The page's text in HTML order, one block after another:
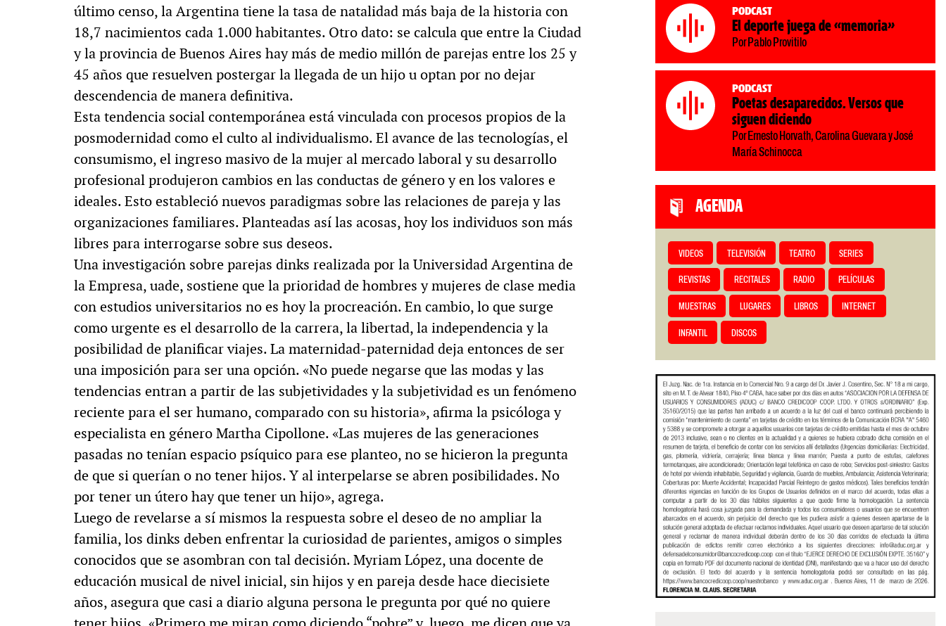
último censo, la Argentina tiene la tasa de natalidad más baja de la historia con
18,7 nacimientos cada 1.000 habitantes. Otro dato: se calcula que entre la Ciudad
y la provincia de Buenos Aires hay más de medio millón de parejas entre los 25 y
45 años que resuelven postergar la llegada de un hijo u optan por no dejar
descendencia de manera definitiva.
Esta tendencia social contemporánea está vinculada con procesos propios de la
posmodernidad como el culto al individualismo. El avance de las tecnologías, el
consumismo, el ingreso masivo de la mujer al mercado laboral y su desarrollo
profesional produjeron cambios en las conductas de género y en los valores e
ideales. Esto estableció nuevos paradigmas sobre las relaciones de pareja y las
organizaciones familiares. Planteadas así las acosas, hoy los individuos son más
libres para interrogarse sobre sus deseos.
Una investigación sobre parejas dinks realizada por la Universidad Argentina de
la Empresa, uade, sostiene que la prioridad de hombres y mujeres de clase media
con estudios universitarios no es hoy la procreación. En cambio, lo que surge
como urgente es el desarrollo de la carrera, la libertad, la independencia y la
posibilidad de planificar viajes. La maternidad-paternidad deja entonces de ser
una imposición para ser una opción. «No puede negarse que las modas y las
tendencias entran a partir de las subjetividades y la subjetividad es un fenómeno
reciente para el ser humano, comparado con su historia», afirma la psicóloga y
especialista en género Martha Cipollone. «Las mujeres de las generaciones
pasadas no tenían espacio psíquico para ese planteo, no se hicieron la pregunta
de que si querían o no tener hijos. Y al interpelarse se abren posibilidades. No
por tener un útero hay que tener un hijo», agrega.
Luego de revelarse a sí mismos la respuesta sobre el deseo de no ampliar la
familia, los dinks deben enfrentar la curiosidad de parientes, amigos o simples
conocidos que se asombran con tal decisión. Myriam López, una docente de
educación musical de nivel inicial, sin hijos y en pareja desde hace diecisiete
años, asegura que casi a diario alguna persona le pregunta por qué no quiere
Podcast
El deporte juega de «memoria»
Por Pablo Provitilo
Podcast
Poetas desaparecidos. Versos que
siguen diciendo
Por Ernesto Horvath, Carolina Guevara y José
María Schinocca
AGENDA
VIDEOS TELEVISIÓN TEATRO SERIES
REVISTAS RECITALES RADIO PELÍCULAS
MUESTRAS LUGARES LIBROS INTERNET
INFANTIL DISCOS